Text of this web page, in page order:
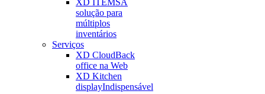
XD ITEMSA
solução para
múltiplos
inventários
Serviços
XD CloudBack
office na Web
XD Kitchen
displayIndispensável